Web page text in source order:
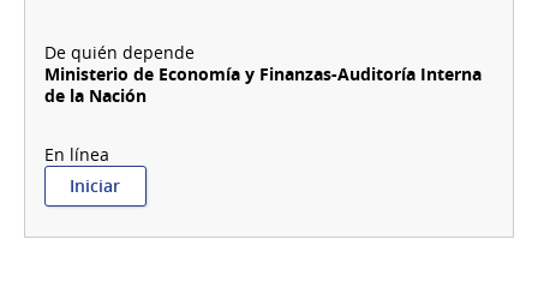
Transmisiones
Patrimoniales-
IRPF
Ministerio de Economía y Finanzas-Auditoría Interna
de la Nación
Iniciar:
AIN-